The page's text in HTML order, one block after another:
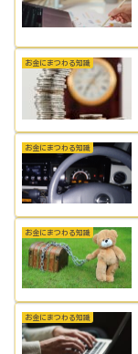
お金にまつわる知識
お金にまつわる知識
お金にまつわる知識
お金にまつわる知識